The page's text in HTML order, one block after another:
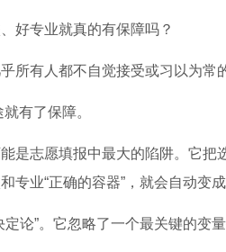
好专业就真的有保障吗？
所有人都不自觉接受或习以为常
有了保障。
是志愿填报中最大的陷阱。它
业“正确的容器”，就会自动变成
定论”。它忽略了一个最关键的